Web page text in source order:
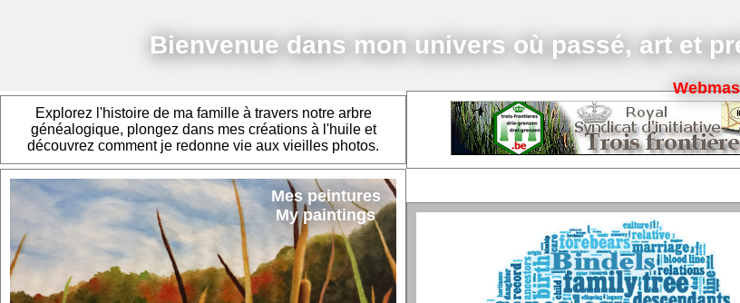
Bienvenue dans mon univers où passé, art et
Explorez l'histoire de ma famille à travers notre arbre
généalogique, plongez dans mes créations à l'huile et
découvrez comment je redonne vie aux vieilles photos.
Mes peintures
My paintings